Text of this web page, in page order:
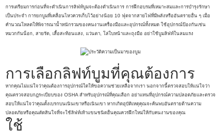
การเตรียมการก่อนที่จะดำเนินการลิฟท์บูมจะต้องดำเนินการ การฝึกอบรมที่เหมาะสมและการบำรุงรักษา
เป็นประจำ การยกบูมที่เคลื่อนไหวควรเก็บไว้อย่างน้อย 10 ฟุตจากสายไฟที่มีพลังหรืออันตรายอื่น ๆ เมื่อ
คำนวณโหลดให้พิจารณาน้ำหนักรวมของคนงานเครื่องมือและอุปกรณ์ทั้งหมด ใช้อุปกรณ์ป้องกันเช่น
หมวกกันน็อก, สายรัด, เสื้อสะท้อนแสง, แว่นตา, โล่ใบหน้าและถุงมือ อย่าใช้บูมลิฟท์ในลมแรง
การเลือกลิฟท์บูมที่คุณต้องการ
หากคุณไม่แน่ใจว่าคุณต้องการอุปกรณ์ใดให้ขอความช่วยเหลือจากเรา นอกจากนี้ตรวจสอบให้แน่ใจว่า
คุณตรวจสอบกฎระเบียบของ OSHA สำหรับอุปกรณ์ที่คุณเลือก อย่าแทนที่อุปกรณ์ความปลอดภัยและตรวจ
สอบให้แน่ใจว่าคุณตั้งเบรกบนเนินเขาหรือเนินเขา หากเกิดอุบัติเหตุคุณจะค้นพบอันตรายด้านความ
ปลอดภัยหรือคุณตัดสินใจที่จะใช้ลิฟท์เท้าแขนชนิดอื่นคุณควรฝึกใหม่ให้กับคนงานของคุณ
ใช้